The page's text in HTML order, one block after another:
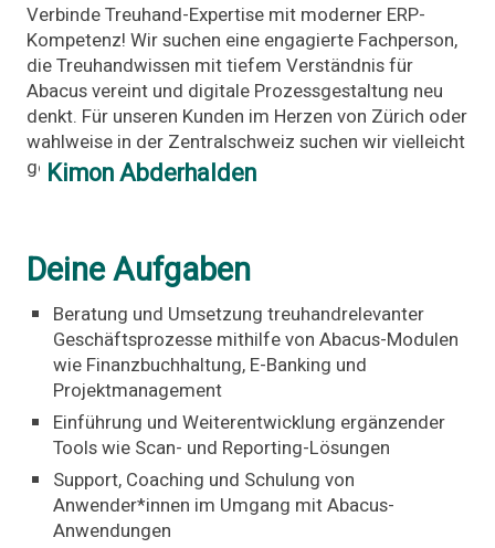
Kimon Abderhalden
×
Kimon ist in seiner Rolle als Manager das
Bindeglied zwischen Kunden und den
gesuchten Fachspezialist:innen.
Er bringt verschiedene Interessengebiete
zusammen und war bereits zuvor bei
einem internationalen Rekrutierer in zwei
verschiedenen Positionen im IT Umfeld
Beurteilung etc.) verantwortlich. In einer
weiterführenderen Rolle übernahm er als
Senior Recruitment Consultant zusätzlich
das Kunden Management, wo er sich
heute bewegt und sich Manager nennen
darf.
In seiner Freizeit ist Kimon stets auf der
Suche nach guten, kulinarischen
Ausgleich beim Sport oder einem Glas
Rotwein.
Verbinde Treuhand-Expertise mit moderner ERP-
Kompetenz! Wir suchen eine engagierte Fachperson,
die Treuhandwissen mit tiefem Verständnis für
Abacus vereint und digitale Prozessgestaltung neu
denkt. Für unseren Kunden im Herzen von Zürich oder
wahlweise in der Zentralschweiz suchen wir vielleicht
genau dich.
Deine Aufgaben
Beratung und Umsetzung treuhandrelevanter
Geschäftsprozesse mithilfe von Abacus-Modulen
wie Finanzbuchhaltung, E-Banking und
Projektmanagement
Einführung und Weiterentwicklung ergänzender
Tools wie Scan- und Reporting-Lösungen
Support, Coaching und Schulung von
Anwender*innen im Umgang mit Abacus-
Anwendungen